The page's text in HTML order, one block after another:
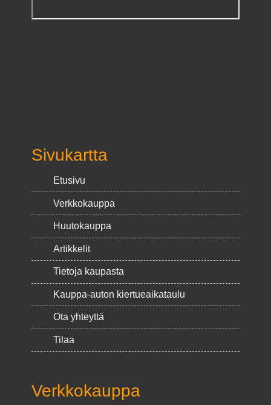
Sivukartta
Etusivu
Verkkokauppa
Huutokauppa
Artikkelit
Tietoja kaupasta
Kauppa-auton kiertueaikataulu
Ota yhteyttä
Tilaa
Verkkokauppa